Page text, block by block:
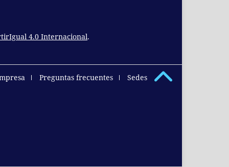
4.0 Internacional.
Preguntas frecuentes Sedes